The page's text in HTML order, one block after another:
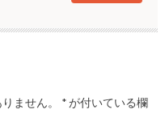
ません。 *が付いている欄